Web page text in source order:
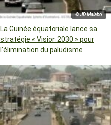
© JD Malabo
La Guinée équatoriale lance sa
stratégie « Vision 2030 » pour
l’élimination du paludisme